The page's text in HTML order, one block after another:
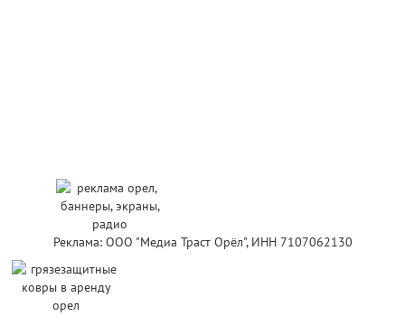
Реклама: ООО "Медиа Траст Орёл", ИНН 7107062130